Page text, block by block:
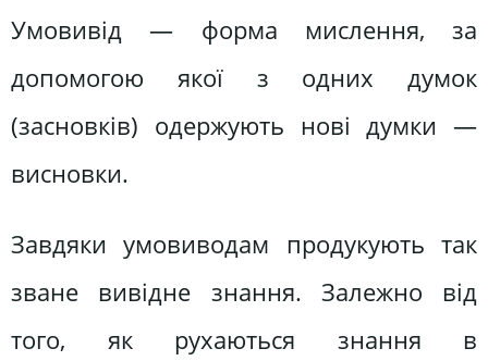
Умовивід — форма мислення, за
допомогою якої з одних думок
(засновків) одержують нові думки —
висновки.
Завдяки умовиводам продукують так
зване вивідне знання. Залежно від
того, як рухаються знання в